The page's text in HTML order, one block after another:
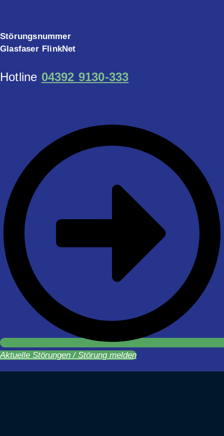
Störungsnummer
Glasfaser FlinkNet
Hotline 04392 9130-333
Aktuelle Störungen / Störung melden